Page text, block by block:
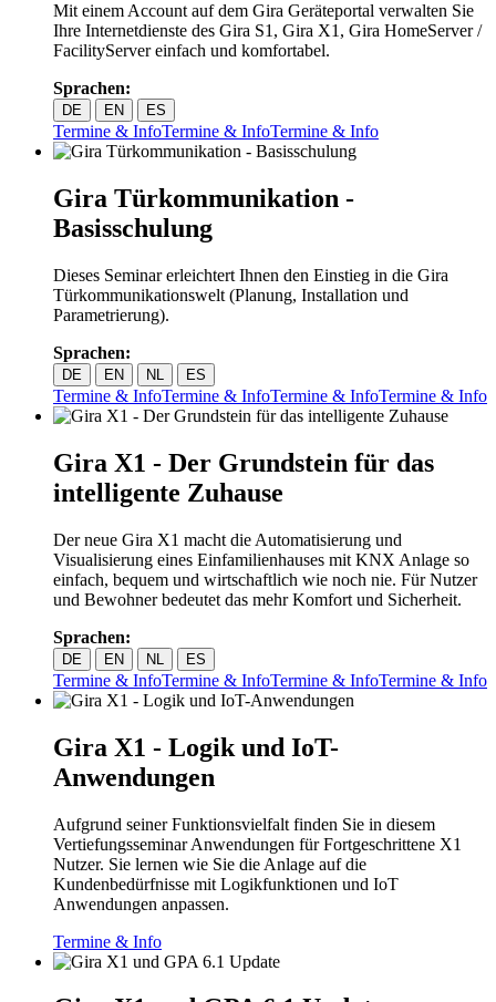
Mit einem Account auf dem Gira Geräteportal verwalten Sie
Ihre Internetdienste des Gira S1, Gira X1, Gira HomeServer /
FacilityServer einfach und komfortabel.
Sprachen:
DE EN ES
Termine & InfoTermine & InfoTermine & Info
Gira Türkommunikation -
Basisschulung
Dieses Seminar erleichtert Ihnen den Einstieg in die Gira
Türkommunikationswelt (Planung, Installation und
Parametrierung).
Sprachen:
DE EN NL ES
Termine & InfoTermine & InfoTermine & InfoTermine & Info
Gira X1 - Der Grundstein für das
intelligente Zuhause
Der neue Gira X1 macht die Automatisierung und
Visualisierung eines Einfamilienhauses mit KNX Anlage so
einfach, bequem und wirtschaftlich wie noch nie. Für Nutzer
und Bewohner bedeutet das mehr Komfort und Sicherheit.
Sprachen:
DE EN NL ES
Termine & InfoTermine & InfoTermine & InfoTermine & Info
Gira X1 - Logik und IoT-
Anwendungen
Aufgrund seiner Funktionsvielfalt finden Sie in diesem
Vertiefungsseminar Anwendungen für Fortgeschrittene X1
Nutzer. Sie lernen wie Sie die Anlage auf die
Kundenbedürfnisse mit Logikfunktionen und IoT
Anwendungen anpassen.
Termine & Info